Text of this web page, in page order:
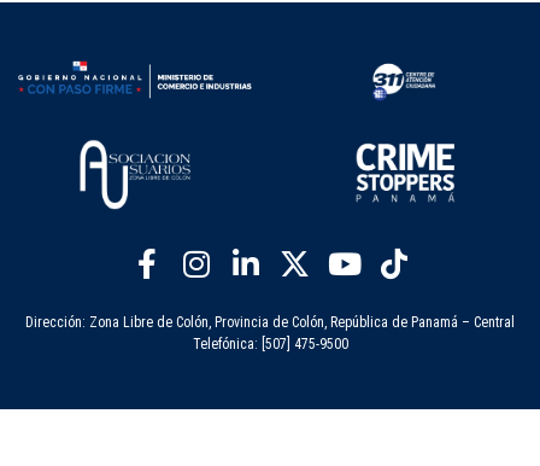
Dirección: Zona Libre de Colón, Provincia de Colón, República de Panamá – Central
Telefónica: [507] 475-9500